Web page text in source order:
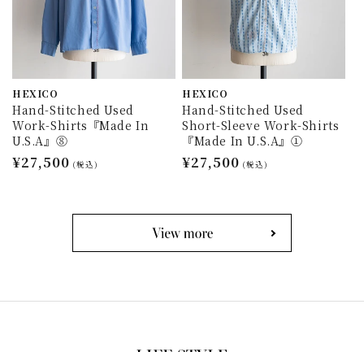
HEXICO
Hand-Stitched Used
Work-Shirts『Made In
U.S.A』⑧
通
¥27,500 (税込)
HEXICO
Hand-Stitched Used
Short-Sleeve Work-Shirts
『Made In U.S.A』①
通
格
¥27,500 (税込)